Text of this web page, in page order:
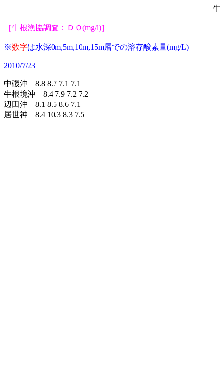
［牛根漁協調査：ＤＯ(mg/l)］
※数字は水深0m,5m,10m,15m層での溶存酸素量(mg/L)
2010/7/23
中磯沖 8.8 8.7 7.1 7.1
牛根境沖 8.4 7.9 7.2 7.2
辺田沖 8.1 8.5 8.6 7.1
居世神 8.4 10.3 8.3 7.5